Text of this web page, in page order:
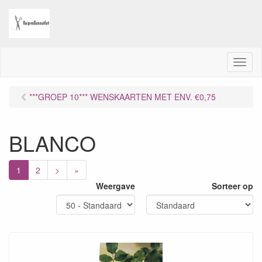
M
e
***GROEP 10*** WENSKAARTEN MET ENV. €0,75
BLANCO
1 2 >
»
Weergave
Sorteer op